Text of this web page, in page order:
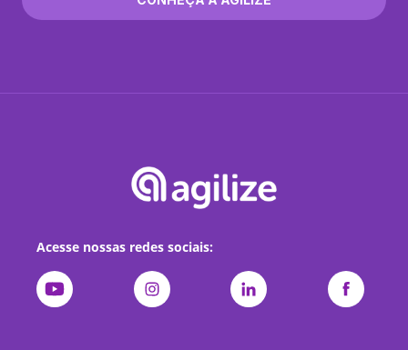
Acesse nossas redes sociais: